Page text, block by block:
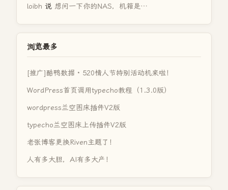
loibh 说 想问一下你的NAS，机箱是…
浏览最多
[推广]酷鸭数据 · 520情人节特别活动机来啦！
WordPress首页调用typecho教程（1.3.0版）
wordpress兰空图床插件V2版
typecho兰空图床上传插件V2版
老张博客更换Riven主题了！
人有多大胆，AI有多大产！